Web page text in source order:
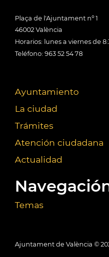
Plaça de l'Ajuntament nº 1
46002 València
Horarios: lunes a viernes de
Teléfono: 963 52 54 78
Ayuntamiento
La ciudad
Trámites
Atención ciudadana
Actualidad
Temas
Ajuntament de València ©